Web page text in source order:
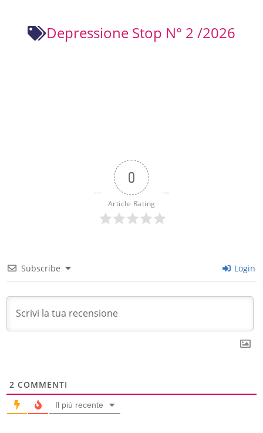
Depressione Stop N° 2 /2026
0
Article Rating
Subscribe Login
2 COMMENTI
Il più recente